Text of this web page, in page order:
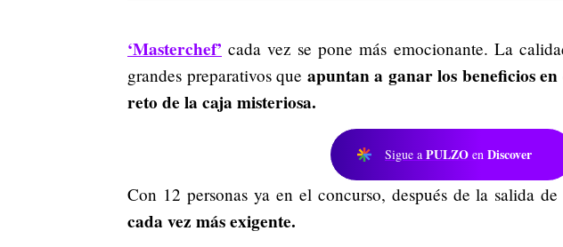
‘Masterchef’ cada vez se pone más emocionante. La
grandes preparativos que apuntan a ganar los beneficios
reto de la caja misteriosa.
Sigue a PULZO en Discover
Con 12 personas ya en el concurso, después de la salida
cada vez más exigente.